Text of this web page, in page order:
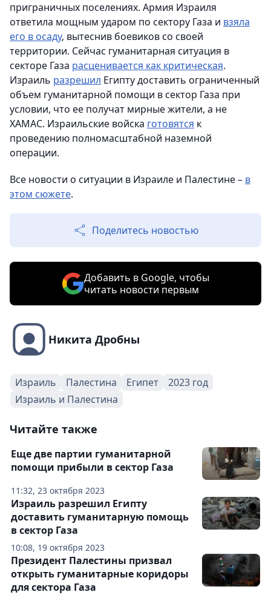
приграничных поселениях. Армия Израиля
ответила мощным ударом по сектору Газа и взяла
его в осаду, вытеснив боевиков со своей
территории. Сейчас гуманитарная ситуация в
секторе Газа расценивается как критическая.
Израиль разрешил Египту доставить ограниченный
объем гуманитарной помощи в сектор Газа при
условии, что ее получат мирные жители, а не
ХАМАС. Израильские войска готовятся к
проведению полномасштабной наземной
операции.
Все новости о ситуации в Израиле и Палестине – в
этом сюжете.
Поделитесь новостью
Добавить в Google, чтобы
читать новости первым
Никита Дробны
Израиль Палестина Египет
2023 год
Израиль и Палестина
Читайте также
11:32, 23 октября 2023
Еще две партии гуманитарной
помощи прибыли в сектор Газа
10:08, 19 октября 2023
Израиль разрешил Египту
доставить гуманитарную помощь
в сектор Газа
Президент Палестины призвал
открыть гуманитарные коридоры
для сектора Газа